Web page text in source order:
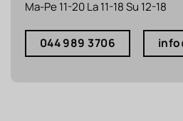
Ma-Pe 11-20 La 11-18 Su 12-18
044 989 3706